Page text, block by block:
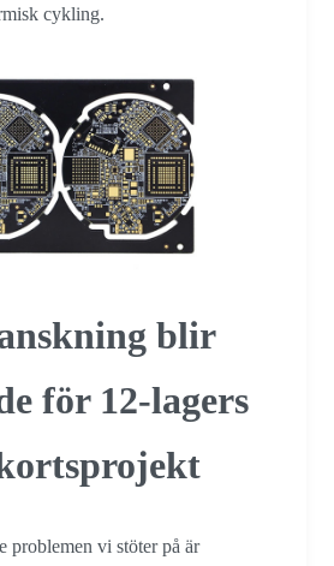
cykling.
blir
för 12-lagers
problemen vi stöter på är